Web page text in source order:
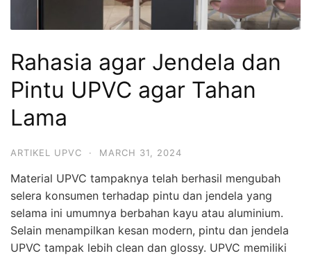
Rahasia agar Jendela dan
Pintu UPVC agar Tahan
Lama
ARTIKEL UPVC · MARCH 31, 2024
Material UPVC tampaknya telah berhasil mengubah
selera konsumen terhadap pintu dan jendela yang
selama ini umumnya berbahan kayu atau aluminium.
Selain menampilkan kesan modern, pintu dan jendela
UPVC tampak lebih clean dan glossy. UPVC memiliki